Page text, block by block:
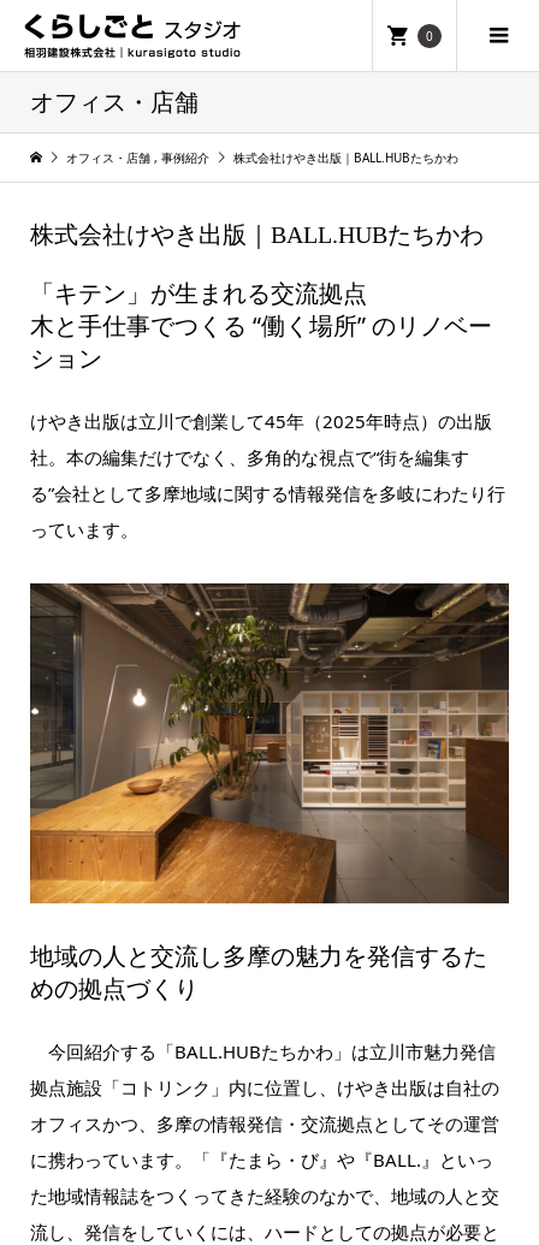
0
オフィス・店舗
オフィス・店舗 , 事例紹介 株式会社けやき出版｜BALL.HUBたちかわ
株式会社けやき出版｜BALL.HUBたちかわ
「キテン」が生まれる交流拠点
木と手仕事でつくる “働く場所” のリノベー
ション
けやき出版は立川で創業して45年（2025年時点）の出版
社。本の編集だけでなく、多角的な視点で“街を編集す
る”会社として多摩地域に関する情報発信を多岐にわたり行
っています。
地域の人と交流し多摩の魅力を発信するた
めの拠点づくり
今回紹介する「BALL.HUBたちかわ」は立川市魅力発信
拠点施設「コトリンク」内に位置し、けやき出版は自社の
オフィスかつ、多摩の情報発信・交流拠点としてその運営
に携わっています。「『たまら・び』や『BALL.』といっ
た地域情報誌をつくってきた経験のなかで、地域の人と交
流し、発信をしていくには、ハードとしての拠点が必要と